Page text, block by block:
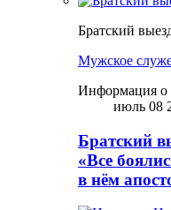
Братский
Мужское
Информация о
июль 08
Братский
«Все
в нём